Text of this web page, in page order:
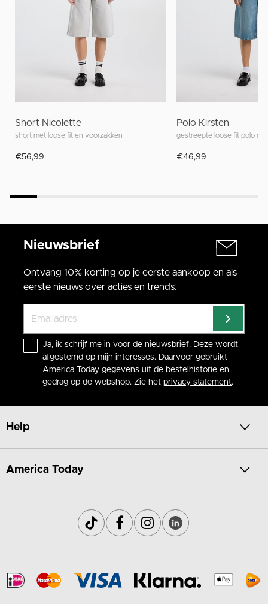
Short Nicolette
short met loose fit en voorzakken
€56,99
Polo Kirsten
gestreepte loose fit polo
€46,99
Nieuwsbrief
Ontvang 10% korting op je eerste aankoop en als
eerste nieuws over acties en trends.
Ja, ik schrijf me in voor de nieuwsbrief. Deze wordt
afgestemd op mijn interesses. Daarvoor gebruikt
America Today gegevens uit de bestelhistorie en
gedrag op de webshop. Zie het privacy statement.
Help
America Today